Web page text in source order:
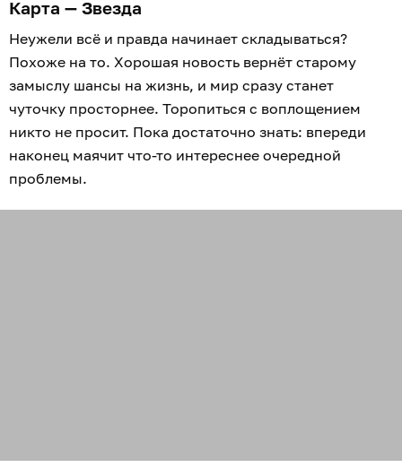
Карта — Звезда
Неужели всё и правда начинает складываться?
Похоже на то. Хорошая новость вернёт старому
замыслу шансы на жизнь, и мир сразу станет
чуточку просторнее. Торопиться с воплощением
никто не просит. Пока достаточно знать: впереди
наконец маячит что-то интереснее очередной
проблемы.